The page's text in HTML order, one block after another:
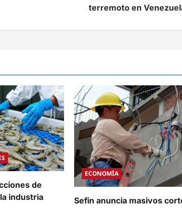
terremoto en
de
industria
ECONOMÍA
Sefin anuncia masivos